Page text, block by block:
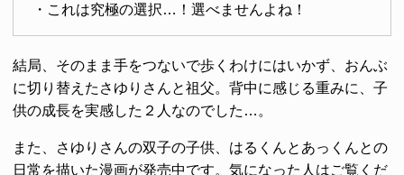
・これは究極の選択…！選べませんよね！
結局、そのまま手をつないで歩くわけにはいかず、おんぶ
に切り替えたさゆりさんと祖父。背中に感じる重みに、子
供の成長を実感した２人なのでした…。
また、さゆりさんの双子の子供、はるくんとあっくんとの
日常を描いた漫画が発売中です。気になった人はご覧くだ